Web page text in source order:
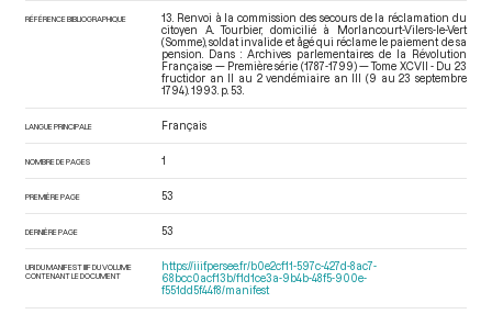
RÉFÉRENCE BIBLIOGRAPHIQUE
13. Renvoi à la commission des secours de la réclamation du
citoyen A. Tourbier, domicilié à Morlancourt-Vilers-le-Vert
(Somme), soldat invalide et âgé qui réclame le paiement de sa
pension. Dans : Archives parlementaires de la Révolution
Française — Première série (1787-1799) — Tome XCVII - Du 23
fructidor an II au 2 vendémiaire an III (9 au 23 septembre
1794) . 1993. p. 53.
LANGUE PRINCIPALE Français
NOMBRE DE PAGES 1
PREMIÈRE PAGE 53
DERNIÈRE PAGE 53
URI DU MANIFEST IIIF DU VOLUME
CONTENANT LE DOCUMENT
https://iiif.persee.fr/b0e2cf11-597c-427d-8ac7-
68bcc0acf13b/f1d1ce3a-9b4b-48f5-900e-
f551dd5f44f8/manifest